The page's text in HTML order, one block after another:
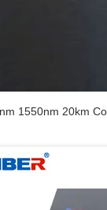
1550nm 20km